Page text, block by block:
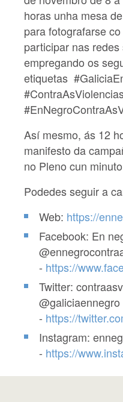
horas unha mesa
para fotografarse
participar nas
empregando os
etiquetas
Así mesmo, ás 12
manifesto da
no Pleno cun
Podedes seguir a
Web: https://
Facebook: En
- https://
Twitter:
@galiciaennegro
- https://
Instagram:
- https://